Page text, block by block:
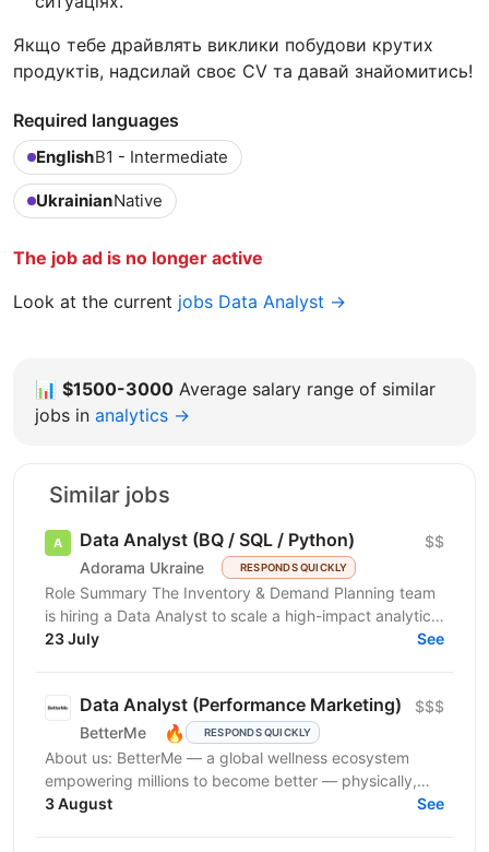
Якщо тебе драйвлять виклики побудови крутих
продуктів, надсилай своє CV та давай знайомитись!
Required languages
EnglishB1 - Intermediate
UkrainianNative
The job ad is no longer active
Look at the current jobs Data Analyst →
📊 $1500-3000 Average salary range of similar
jobs in analytics →
Similar jobs
Data Analyst (BQ / SQL / Python)
Adorama Ukraine RESPONDS QUICKLY
$$
Role Summary The Inventory & Demand Planning team
is hiring a Data Analyst to scale a high-impact analytics
roadmap across inventory, in-stock, supply,...
23 July See
Data Analyst (Performance Marketing)
BetterMe 🔥 RESPONDS QUICKLY
$$$
About us: BetterMe — a global wellness ecosystem
empowering millions to become better — physically,
mentally, and emotionally. We build what makes
3 August See